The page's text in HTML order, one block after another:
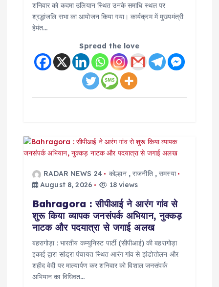
शनिवार को कदमा उलियान स्थित उनके समाधि स्थल पर
श्रद्धांजलि सभा का आयोजन किया गया। कार्यक्रम में मुख्यमंत्री
हेमंत…
Spread the love
RADAR NEWS 24 कोल्हान,राजनीति,समस्या
August 8, 2026
18 views
Bahragora : सीपीआई ने आरंग गांव से
शुरू किया व्यापक जनसंपर्क अभियान, नुक्कड़
नाटक और पदयात्रा से जगाई अलख
बहरागोड़ा : भारतीय कम्युनिस्ट पार्टी (सीपीआई) की बहरागोड़ा
इकाई द्वारा सांड्रा पंचायत स्थित आरंग गांव से झंडोत्तोलन और
शहीद वेदी पर माल्यार्पण कर शनिवार को विशाल जनसंपर्क
अभियान का विधिवत…